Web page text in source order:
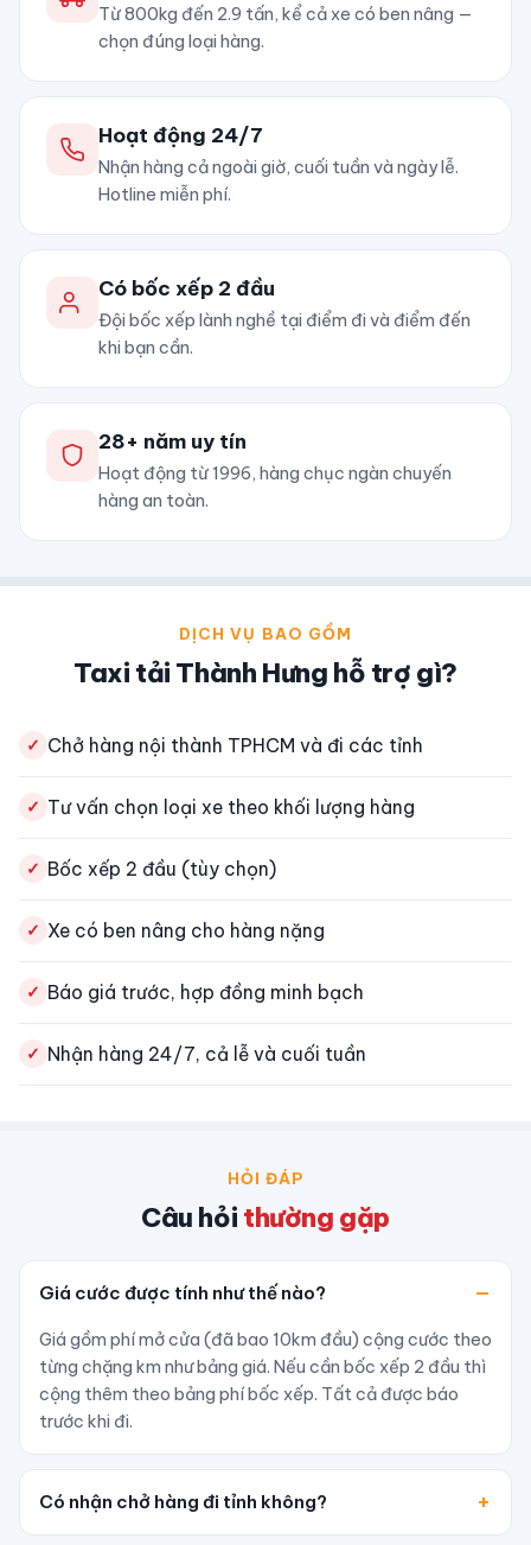
Từ 800kg đến 2.9 tấn, kể cả xe có ben nâng —
chọn đúng loại hàng.
Hoạt động 24/7
Nhận hàng cả ngoài giờ, cuối tuần và ngày lễ.
Hotline miễn phí.
Có bốc xếp 2 đầu
Đội bốc xếp lành nghề tại điểm đi và điểm đến
khi bạn cần.
28+ năm uy tín
Hoạt động từ 1996, hàng chục ngàn chuyến
hàng an toàn.
DỊCH VỤ BAO GỒM
Taxi tải Thành Hưng hỗ trợ gì?
✓ Chở hàng nội thành TPHCM và đi các tỉnh
✓ Tư vấn chọn loại xe theo khối lượng hàng
✓ Bốc xếp 2 đầu (tùy chọn)
✓ Xe có ben nâng cho hàng nặng
✓ Báo giá trước, hợp đồng minh bạch
✓ Nhận hàng 24/7, cả lễ và cuối tuần
HỎI ĐÁP
Câu hỏi thường gặp
Giá cước được tính như thế nào?
Giá gồm phí mở cửa (đã bao 10km đầu) cộng cước theo
từng chặng km như bảng giá. Nếu cần bốc xếp 2 đầu thì
cộng thêm theo bảng phí bốc xếp. Tất cả được báo
trước khi đi.
Có nhận chở hàng đi tỉnh không?